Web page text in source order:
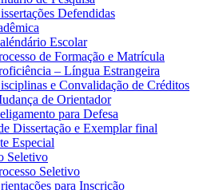
Defendidas
Escolar
de Formação e Matrícula
– Língua Estrangeira
e Convalidação de Créditos
de Orientador
para Defesa
Dissertação e Exemplar final
Especial
Seletivo
Seletivo
para Inscrição